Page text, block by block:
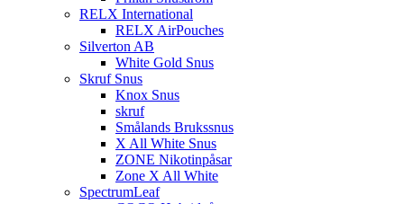
RELX International
RELX AirPouches
Silverton AB
White Gold Snus
Skruf Snus
Knox Snus
skruf
Smålands Brukssnus
X All White Snus
ZONE Nikotinpåsar
Zone X All White
SpectrumLeaf